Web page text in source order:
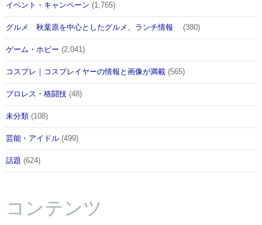
イベント・キャンペーン (1,765)
グルメ 秋葉原を中心としたグルメ、ランチ情報 (380)
ゲーム・ホビー (2,041)
コスプレ｜コスプレイヤーの情報と画像が満載 (565)
プロレス・格闘技 (48)
未分類 (108)
芸能・アイドル (499)
話題 (624)
コンテンツ